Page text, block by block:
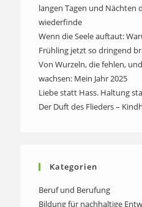
langen Tagen und Nächten
wiederfinde
Wenn die Seele auftaut:
Frühling jetzt so dringend
Von Wurzeln, die fehlen,
wachsen: Mein Jahr 2025
Liebe statt Hass. Haltung
Der Duft des Flieders –
Kategorien
Beruf und Berufung
Bildung für nachhaltige